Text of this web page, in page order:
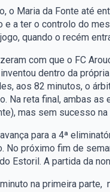
o Maria da Fonte até
e a ter o controlo do
quando o recém
com que o FC
dentro da
aos 82 minutos, o
Na reta final, ambas
mas sem sucesso na
para a 4ª
No próximo fim de
Estoril. A partida da
na primeira parte,